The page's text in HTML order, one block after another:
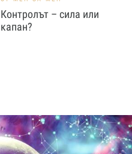
Контролът – сила или
капан?